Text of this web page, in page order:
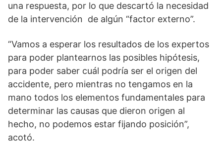
una respuesta, por lo que descartó la necesidad
de la intervención de algún “factor externo”.
“Vamos a esperar los resultados de los expertos
para poder plantearnos las posibles hipótesis,
para poder saber cuál podría ser el origen del
accidente, pero mientras no tengamos en la
mano todos los elementos fundamentales para
determinar las causas que dieron origen al
hecho, no podemos estar fijando posición”,
acotó.